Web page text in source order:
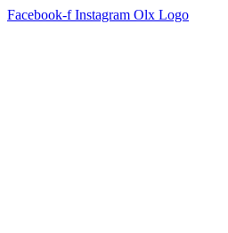
Facebook-f Instagram Olx Logo